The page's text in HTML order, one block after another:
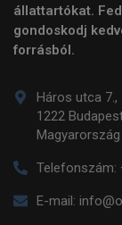
állattartókat.
gondoskodj
forrásból.
Háros utca 7.,
1222
Magyarország
Telefonszám:
E-mail: